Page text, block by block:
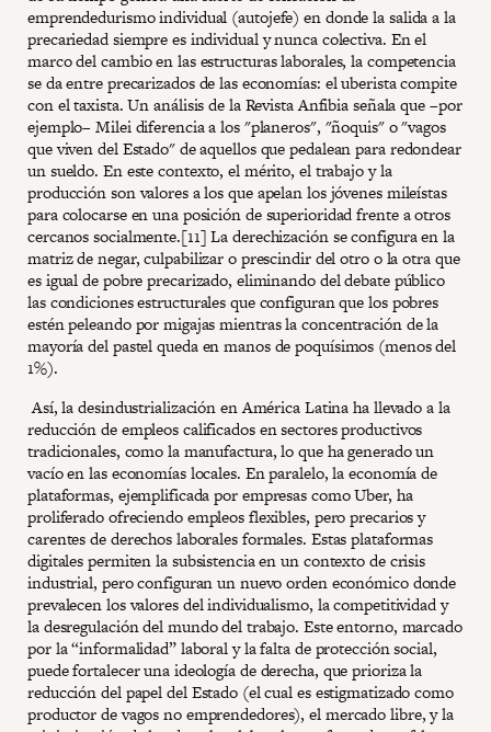
emprendedurismo individual (autojefe) en donde la salida a la
precariedad siempre es individual y nunca colectiva. En el
marco del cambio en las estructuras laborales, la competencia
se da entre precarizados de las economías: el uberista compite
con el taxista. Un análisis de la Revista Anfibia señala que –por
ejemplo– Milei diferencia a los "planeros", "ñoquis" o "vagos
que viven del Estado" de aquellos que pedalean para redondear
un sueldo. En este contexto, el mérito, el trabajo y la
producción son valores a los que apelan los jóvenes mileístas
para colocarse en una posición de superioridad frente a otros
cercanos socialmente.[11] La derechización se configura en la
matriz de negar, culpabilizar o prescindir del otro o la otra que
es igual de pobre precarizado, eliminando del debate público
las condiciones estructurales que configuran que los pobres
estén peleando por migajas mientras la concentración de la
mayoría del pastel queda en manos de poquísimos (menos del
1%).
Así, la desindustrialización en América Latina ha llevado a la
reducción de empleos calificados en sectores productivos
tradicionales, como la manufactura, lo que ha generado un
vacío en las economías locales. En paralelo, la economía de
plataformas, ejemplificada por empresas como Uber, ha
proliferado ofreciendo empleos flexibles, pero precarios y
carentes de derechos laborales formales. Estas plataformas
digitales permiten la subsistencia en un contexto de crisis
industrial, pero configuran un nuevo orden económico donde
prevalecen los valores del individualismo, la competitividad y
la desregulación del mundo del trabajo. Este entorno, marcado
por la “informalidad” laboral y la falta de protección social,
puede fortalecer una ideología de derecha, que prioriza la
reducción del papel del Estado (el cual es estigmatizado como
productor de vagos no emprendedores), el mercado libre, y la